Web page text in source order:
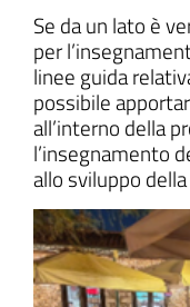
Se da un lato è
per
linee guida
possibile
all’interno della
l’insegnamento
allo sviluppo